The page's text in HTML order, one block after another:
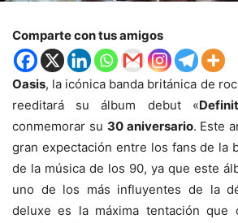
Comparte con tus amigos
Oasis, la icónica banda británica de
reeditará su álbum debut «
conmemorar su 30 aniversario. Este
gran expectación entre los fans de la
de la música de los 90, ya que este
uno de los más influyentes de la
deluxe es la máxima tentación que